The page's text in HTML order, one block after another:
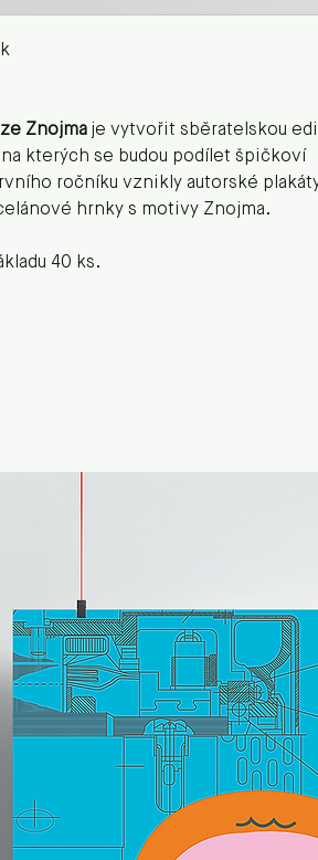
Znojma je vytvořit sběratelskou
kterých se budou podílet špičkoví
ročníku vznikly autorské
hrnky s motivy Znojma.
40 ks.